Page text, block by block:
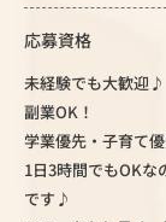
応募資格
未経験でも大歓迎♪
副業OK！
学業優先・子育て
1日3時間でもOKな
です♪